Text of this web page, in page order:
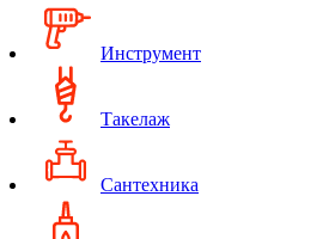
Инструмент
Такелаж
Сантехника